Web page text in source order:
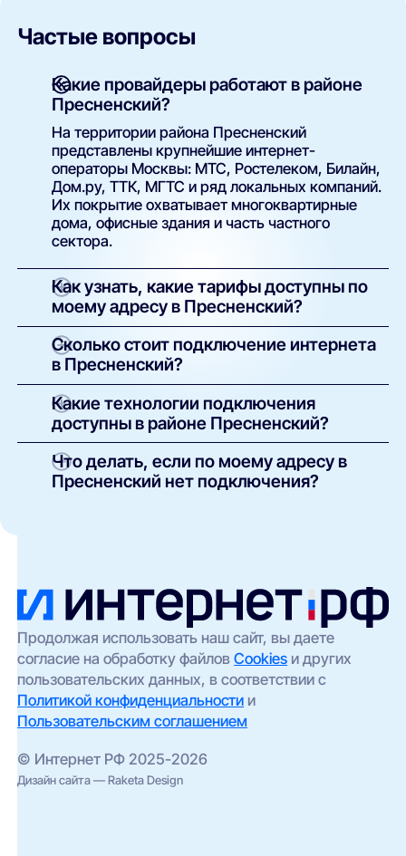
Частые вопросы
Какие провайдеры работают в районе
Пресненский?
На территории района Пресненский
представлены крупнейшие интернет-
операторы Москвы: МТС, Ростелеком, Билайн,
Дом.ру, ТТК, МГТС и ряд локальных компаний.
Их покрытие охватывает многоквартирные
дома, офисные здания и часть частного
сектора.
Как узнать, какие тарифы доступны по
моему адресу в Пресненский?
Просто введите точный адрес (улицу и номер
дома) в поиске на нашем сайте. Система
покажет полный список доступных интернет-
провайдеров и тарифов с указанием скорости,
стоимости, наличия ТВ и условий подключения.
Сколько стоит подключение интернета
в Пресненский?
У большинства операторов базовое
подключение проводится бесплатно.
Оплачивается только выбранный тариф и, при
необходимости, аренда или покупка
оборудования. Точные условия указаны в
карточке каждого предложения.
Какие технологии подключения
доступны в районе Пресненский?
В зависимости от здания и инфраструктуры
провайдеров могут быть доступны:
оптоволоконный интернет (FTTH/GPON);
удалённых участков.
Что делать, если по моему адресу в
Пресненский нет подключения?
передадим её провайдерам;
выбрать альтернативный вариант
(например, беспроводной интернет);
проверить соседние адреса — иногда
сеть проведена в соседнем корпусе.
Продолжая использовать наш сайт, вы даете
согласие на обработку файловCookies и других
пользовательских данных, в соответствии с
Политикой конфиденциальности и
Пользовательским соглашением
© Интернет РФ 2025-2026
Дизайн сайта — Raketa Design